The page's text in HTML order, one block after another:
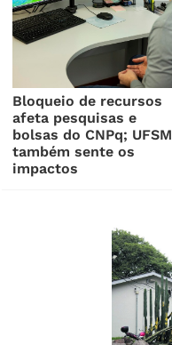
Bloqueio de recursos
afeta pesquisas e
bolsas do CNPq; UFSM
também sente os
impactos